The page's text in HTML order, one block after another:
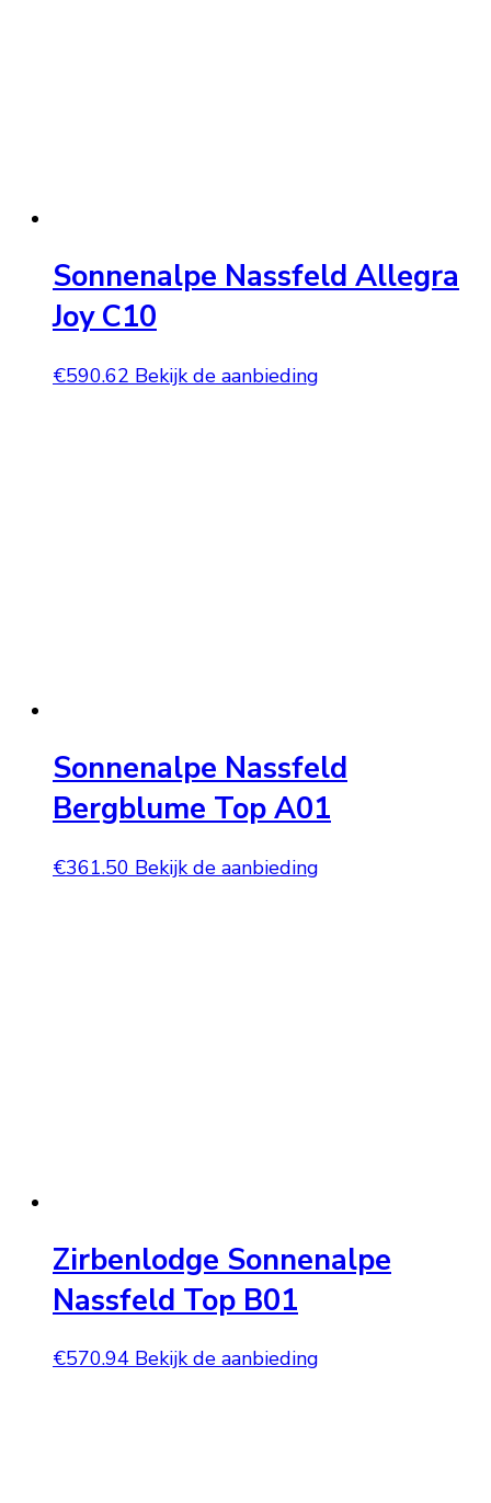
Sonnenalpe Nassfeld Allegra
Joy C10
€590.62 Bekijk de aanbieding
Sonnenalpe Nassfeld
Bergblume Top A01
€361.50 Bekijk de aanbieding
Zirbenlodge Sonnenalpe
Nassfeld Top B01
€570.94 Bekijk de aanbieding